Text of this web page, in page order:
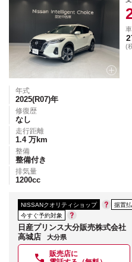
(
年式
2025(R07)年
修復歴
なし
走行距離
1.4 万km
整備
整備付き
排気量
1200cc
NISSANクオリティショップ
据置
今すぐ予約対象
日産プリンス大分販売株式会社
高城店
大分県
販売店に